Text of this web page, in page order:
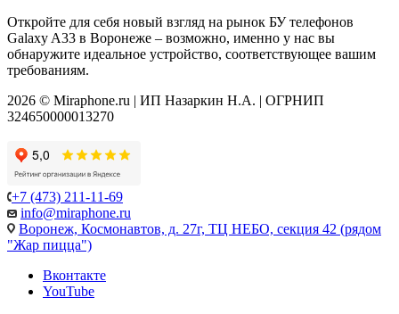
Откройте для себя новый взгляд на рынок БУ телефонов
Galaxy A33 в Воронеже – возможно, именно у нас вы
обнаружите идеальное устройство, соответствующее вашим
требованиям.
2026 © Miraphone.ru | ИП Назаркин Н.А. | ОГРНИП
324650000013270
+7 (473) 211-11-69
info@miraphone.ru
Воронеж, Космонавтов, д. 27г, ТЦ НЕБО, секция 42 (рядом
"Жар пицца")
Вконтакте
YouTube